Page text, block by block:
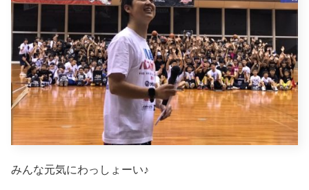
みんな元気にわっしょーい♪